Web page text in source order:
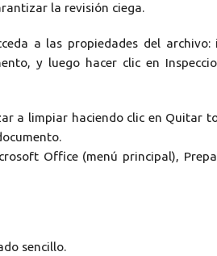
la revisión ciega.
a las propiedades del archivo:
y luego hacer clic en
a limpiar haciendo clic en Quitar
Office (menú principal),
sencillo.